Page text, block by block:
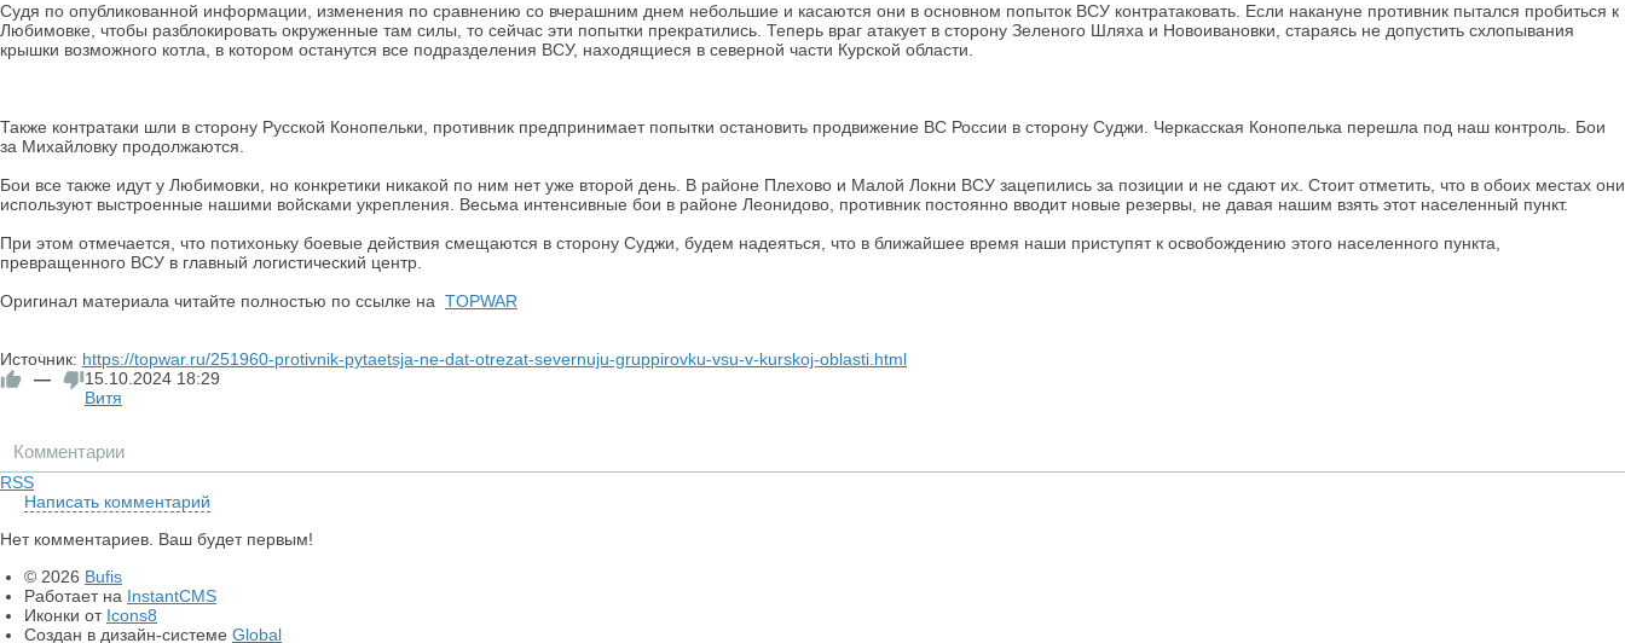
Судя по опубликованной информации, изменения по сравнению со вчерашним днем небольшие и касаются они в основном попыток ВСУ контратаковать. Если накануне противник пытался пробиться к
Любимовке, чтобы разблокировать окруженные там силы, то сейчас эти попытки прекратились. Теперь враг атакует в сторону Зеленого Шляха и Новоивановки, стараясь не допустить схлопывания
крышки возможного котла, в котором останутся все подразделения ВСУ, находящиеся в северной части Курской области.
Также контратаки шли в сторону Русской Конопельки, противник предпринимает попытки остановить продвижение ВС России в сторону Суджи. Черкасская Конопелька перешла под наш контроль. Бои
за Михайловку продолжаются.
Бои все также идут у Любимовки, но конкретики никакой по ним нет уже второй день. В районе Плехово и Малой Локни ВСУ зацепились за позиции и не сдают их. Стоит отметить, что в обоих местах они
используют выстроенные нашими войсками укрепления. Весьма интенсивные бои в районе Леонидово, противник постоянно вводит новые резервы, не давая нашим взять этот населенный пункт.
При этом отмечается, что потихоньку боевые действия смещаются в сторону Суджи, будем надеяться, что в ближайшее время наши приступят к освобождению этого населенного пункта,
превращенного ВСУ в главный логистический центр.
Оригинал материала читайте полностью по ссылке на TOPWAR
Источник: https://topwar.ru/251960-protivnik-pytaetsja-ne-dat-otrezat-severnuju-gruppirovku-vsu-v-kurskoj-oblasti.html
—
15.10.2024 18:29
Витя
Комментарии
RSS
Написать комментарий
Нет комментариев. Ваш будет первым!
© 2026 Bufis
Работает на InstantCMS
Иконки от Icons8
Создан в дизайн-системе Global